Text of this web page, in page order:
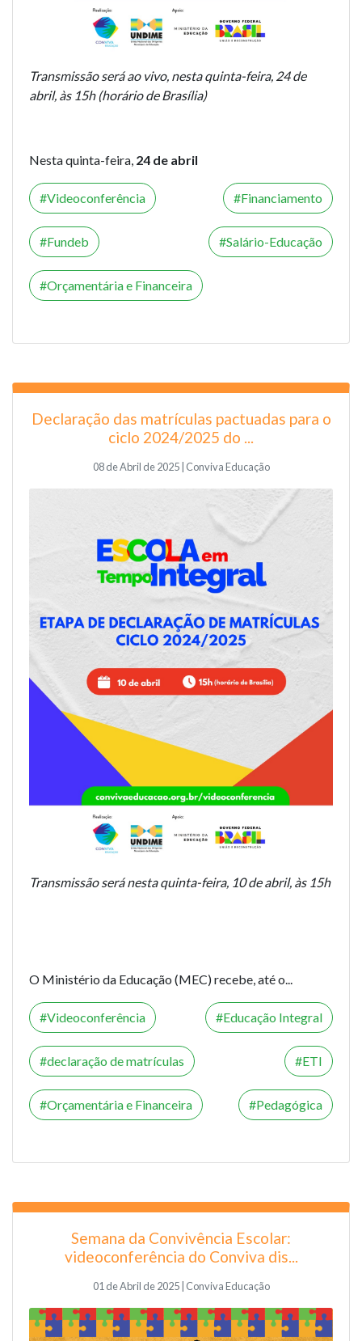
Transmissão será ao vivo, nesta quinta-feira, 24 de
abril, às 15h (horário de Brasília)
Nesta quinta-feira, 24 de abril
Videoconferência Financiamento
Fundeb Salário-Educação
Orçamentária e Financeira
Declaração das matrículas pactuadas para o
ciclo 2024/2025 do ...
08 de Abril de 2025 | Conviva Educação
Transmissão será nesta quinta-feira, 10 de abril, às 15h
O Ministério da Educação (MEC) recebe, até o...
Videoconferência Educação Integral
declaração de matrículas ETI
Orçamentária e Financeira Pedagógica
Semana da Convivência Escolar:
videoconferência do Conviva dis...
01 de Abril de 2025 | Conviva Educação